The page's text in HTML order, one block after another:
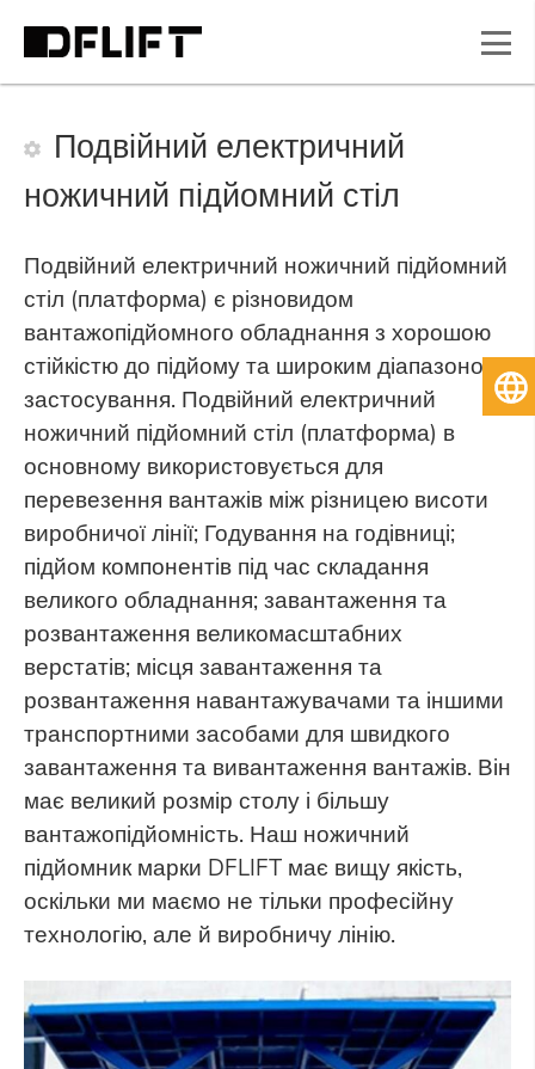
Подвійний електричний
ножичний підйомний стіл
Подвійний електричний ножичний підйомний
стіл (платформа) є різновидом
вантажопідйомного обладнання з хорошою
стійкістю до підйому та широким діапазоном
застосування. Подвійний електричний
ножичний підйомний стіл (платформа) в
основному використовується для
перевезення вантажів між різницею висоти
виробничої лінії; Годування на годівниці;
підйом компонентів під час складання
великого обладнання; завантаження та
розвантаження великомасштабних
верстатів; місця завантаження та
розвантаження навантажувачами та іншими
транспортними засобами для швидкого
завантаження та вивантаження вантажів. Він
має великий розмір столу і більшу
вантажопідйомність. Наш ножичний
підйомник марки DFLIFT має вищу якість,
оскільки ми маємо не тільки професійну
технологію, але й виробничу лінію.